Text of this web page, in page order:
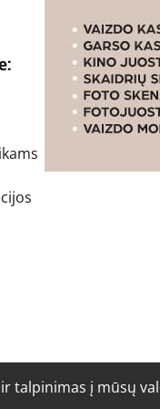
talpinimas į mūsų